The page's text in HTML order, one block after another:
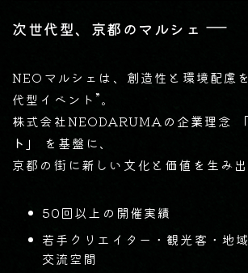
次世代型、京都のマルシェ ―
NEOマルシェは、創造性と環境配慮
代型イベント”。
株式会社NEODARUMAの企業理念
ト」
を基盤に、
京都の街に新しい文化と価値を生み出
50回以上の開催実績
若手クリエイター・観光客・地
交流空間